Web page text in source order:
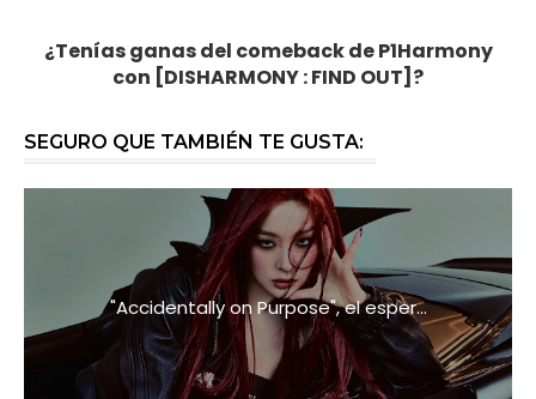
¿Tenías ganas del comeback deP1Harmony
con [DISHARMONY : FIND OUT]?
SEGURO QUE TAMBIÉN TE GUSTA:
"Accidentally on Purpose", el esper...